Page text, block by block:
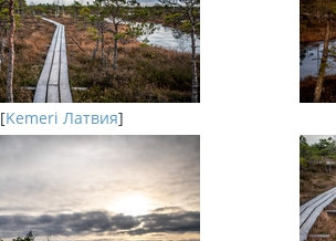
[Kemeri Латвия]